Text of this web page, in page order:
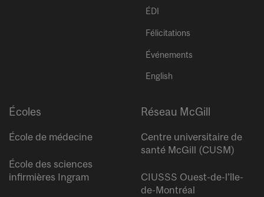
ÉDI
Félicitations
Événements
English
Écoles
École de médecine
École des sciences
infirmières Ingram
Réseau McGill
Centre universitaire de
santé McGill (CUSM)
CIUSSS Ouest-de-l’île-
de-Montréal